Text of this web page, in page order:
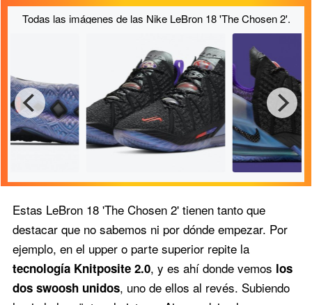
Todas las imágenes de las Nike LeBron 18 'The Chosen 2'.
Así son las Kylian Mbappé x
Nike LeBron 18 'The
Chosen 2'.
Kylian Mbappé
LeBron 18
Estas LeBron 18 'The Chosen 2' tienen tanto que
destacar que no sabemos ni por dónde empezar. Por
ejemplo, en el upper o parte superior repite la
tecnología Knitposite 2.0, y es ahí donde vemos los
dos swoosh unidos, uno de ellos al revés. Subiendo